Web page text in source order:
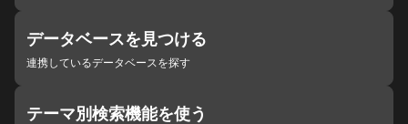
データベースを見つける
連携しているデータベースを探す
テーマ別検索機能を使う